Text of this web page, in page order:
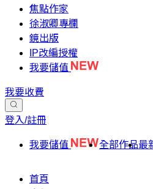
焦點作家
徐淑卿專欄
鏡出版
IP改編授權
我要儲值
我要收費
登入/註冊
我要儲值 全部作品最
首頁